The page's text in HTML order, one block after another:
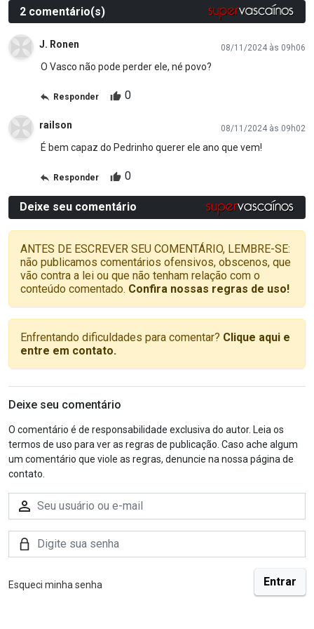
2 comentário(s)
J. Ronen 08/11/2024 às 09h06
O Vasco não pode perder ele, né povo?
Responder 0
railson 08/11/2024 às 09h02
É bem capaz do Pedrinho querer ele ano que vem!
Responder 0
Deixe seu comentário
ANTES DE ESCREVER SEU COMENTÁRIO, LEMBRE-SE:
não publicamos comentários ofensivos, obscenos, que
vão contra a lei ou que não tenham relação com o
conteúdo comentado. Confira nossas regras de uso!
Enfrentando dificuldades para comentar? Clique aqui e
entre em contato.
Deixe seu comentário
O comentário é de responsabilidade exclusiva do autor. Leia os
termos de uso para ver as regras de publicação. Caso ache algum
um comentário que viole as regras, denuncie na nossa página de
contato.
Esqueci minha senha